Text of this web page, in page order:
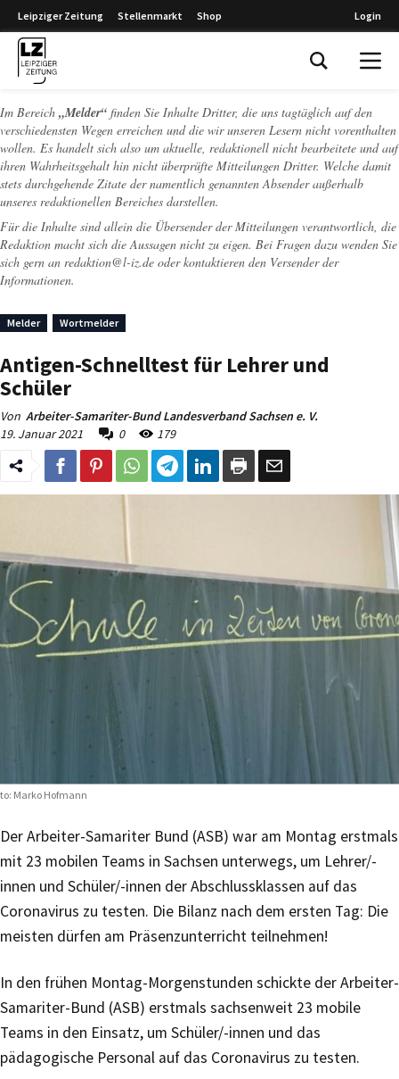
Leipziger Zeitung Stellenmarkt Shop Login
Im Bereich „Melder“ finden Sie Inhalte Dritter, die uns tagtäglich auf den
verschiedensten Wegen erreichen und die wir unseren Lesern nicht vorenthalten
wollen. Es handelt sich also um aktuelle, redaktionell nicht bearbeitete und auf
ihren Wahrheitsgehalt hin nicht überprüfte Mitteilungen Dritter. Welche damit
stets durchgehende Zitate der namentlich genannten Absender außerhalb
unseres redaktionellen Bereiches darstellen.
Für die Inhalte sind allein die Übersender der Mitteilungen verantwortlich, die
Redaktion macht sich die Aussagen nicht zu eigen. Bei Fragen dazu wenden Sie
sich gern an redaktion@l-iz.de oder kontaktieren den Versender der
Informationen.
Melder Wortmelder
Antigen-Schnelltest für Lehrer und
Schüler
Von Arbeiter-Samariter-Bund Landesverband Sachsen e. V.
19. Januar 2021
0 179
Marko Hofmann
Der Arbeiter-Samariter Bund (ASB) war am Montag erstmals
mit 23 mobilen Teams in Sachsen unterwegs, um Lehrer/-
innen und Schüler/-innen der Abschlussklassen auf das
Coronavirus zu testen. Die Bilanz nach dem ersten Tag: Die
meisten dürfen am Präsenzunterricht teilnehmen!
In den frühen Montag-Morgenstunden schickte der Arbeiter-
Samariter-Bund (ASB) erstmals sachsenweit 23 mobile
Teams in den Einsatz, um Schüler/-innen und das
pädagogische Personal auf das Coronavirus zu testen.